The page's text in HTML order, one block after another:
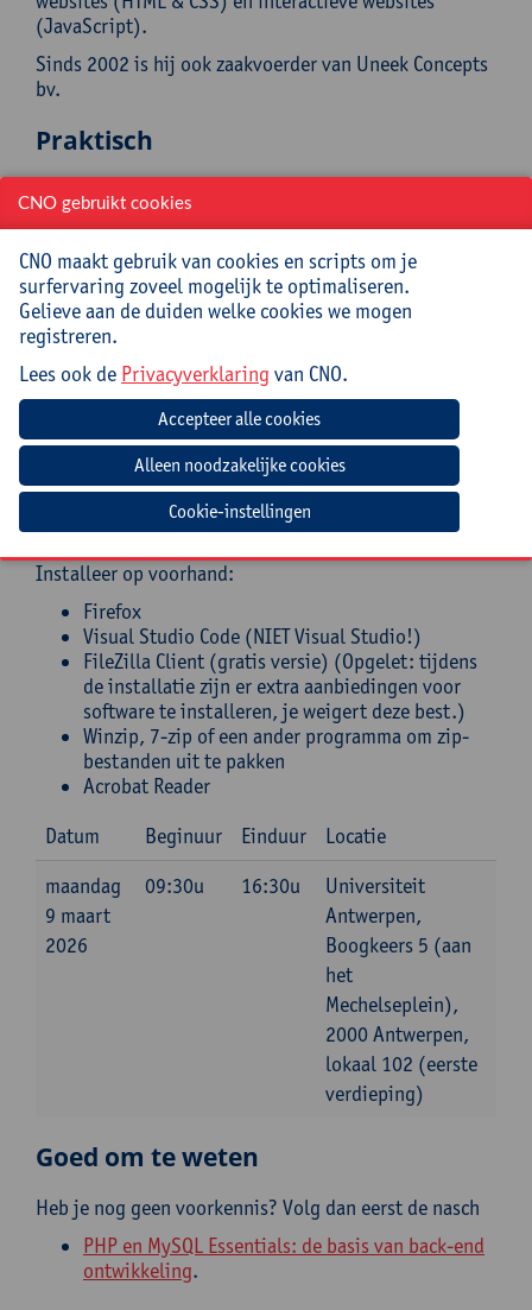
(JavaScript).
Sinds 2002 is hij ook zaakvoerder van Uneek Concepts
bv.
Praktisch
Cursuscode: 25/INF/045A
Jouw bijdrage: 132 EUR.
Inlichtingen bij: Miet Oost, 03 265 29 79,
miet.oost@uantwerpen.be
Mee te brengen door cursist
Opgeladen laptop (Windows/MacOS)
Verwachte voorbereiding door
Installeer op voorhand:
Firefox
Visual Studio Code (NIET Visual Studio!)
FileZilla Client (gratis versie) (Opgelet: tijdens
de installatie zijn er extra aanbiedingen voor
software te installeren, je weigert deze best.)
Winzip, 7-zip of een ander programma om zip-
bestanden uit te pakken
Acrobat Reader
Datum
Beginuur Einduur
Locatie
maandag
9 maart
2026
09:30u 16:30u
Universiteit
Antwerpen,
Boogkeers 5 (aan
het
Mechelseplein),
2000 Antwerpen,
lokaal 102 (eerste
verdieping)
Goed om te weten
Heb je nog geen voorkennis? Volg dan eerst de nasch
PHP en MySQL Essentials: de basis van back-end
ontwikkeling.
CNO gebruikt cookies
CNO maakt gebruik van cookies en scripts om je
surfervaring zoveel mogelijk te optimaliseren.
Gelieve aan de duiden welke cookies we mogen
registreren.
Lees ook de Privacyverklaring van CNO.
Cookie-instellingen